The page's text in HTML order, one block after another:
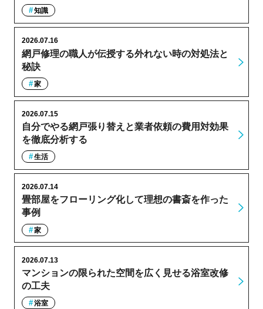
知識
網戸修理の職人が伝授する外れない時の対処法と
秘訣
2026.07.16
家
自分でやる網戸張り替えと業者依頼の費用対効果
を徹底分析する
2026.07.15
生活
畳部屋をフローリング化して理想の書斎を作った
事例
2026.07.14
家
マンションの限られた空間を広く見せる浴室改修
の工夫
2026.07.13
浴室